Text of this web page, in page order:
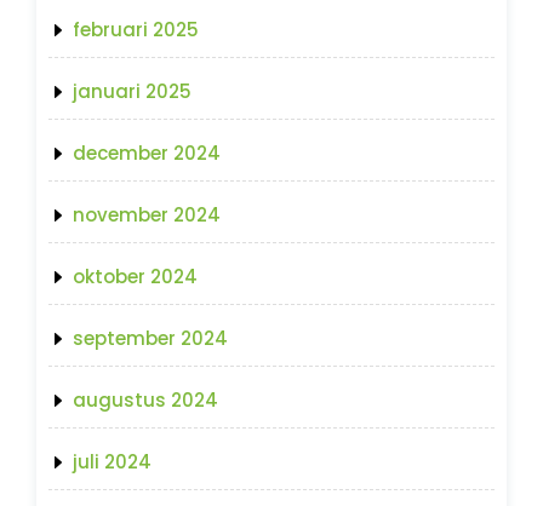
februari 2025
januari 2025
december 2024
november 2024
oktober 2024
september 2024
augustus 2024
juli 2024